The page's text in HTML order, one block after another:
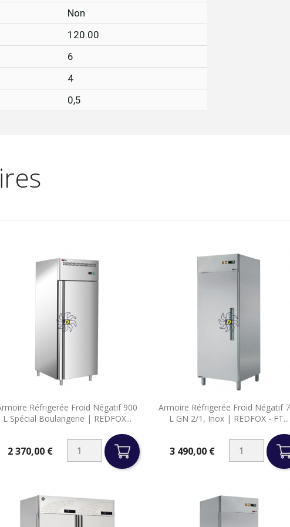
Non
120.00
6
4
0,5
Réfrigerée Froid Négatif 900
L Spécial Boulangerie | REDFOX...
Prix2 370,00 €
Aperçu rapide
Armoire Réfrigerée Froid Négatif
L GN 2/1, Inox | REDFOX - FT...
Prix3 490,00 €
Aperçu rapide